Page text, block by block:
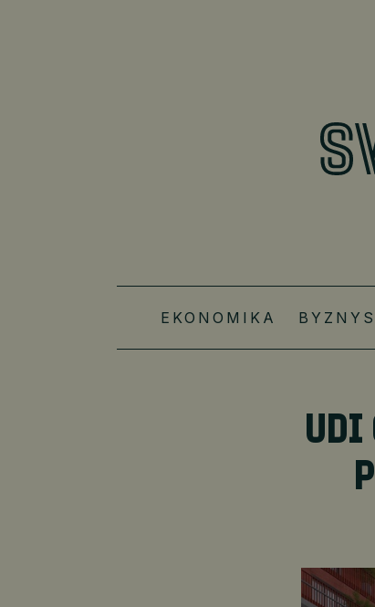
EKONOMIKA BYZNYS
UDI